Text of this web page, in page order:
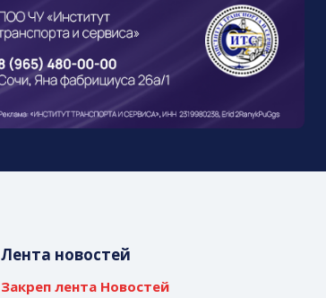
Лента новостей
Закреп лента Новостей